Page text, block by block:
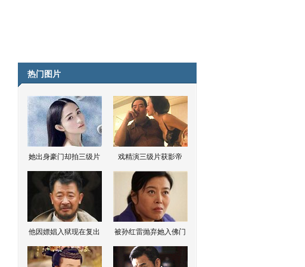
热门图片
她出身豪门却拍三级片 戏精演三级片获影帝
他因嫖娼入狱现在复出 被孙红雷抛弃她入佛门